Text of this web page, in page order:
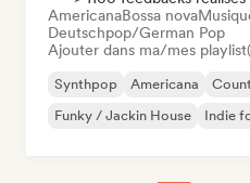
AmericanaBossa nova
Deutschpop/German Pop
Ajouter dans ma/mes
Synthpop Americana
Funky / Jackin House
Indie